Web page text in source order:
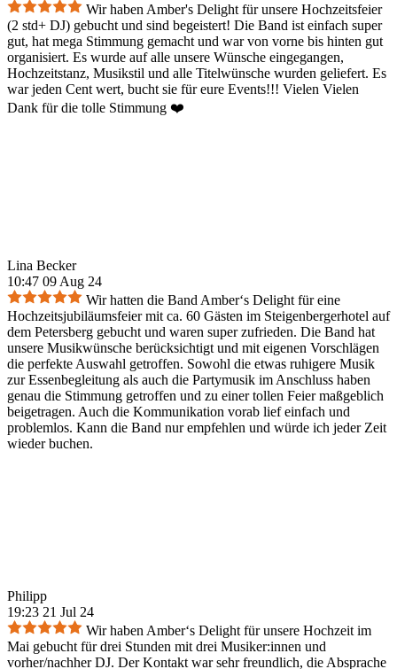
Wir haben Amber's Delight für unsere Hochzeitsfeier
(2 std+ DJ) gebucht und sind begeistert! Die Band ist einfach super
gut, hat mega Stimmung gemacht und war von vorne bis hinten gut
organisiert. Es wurde auf alle unsere Wünsche eingegangen,
Hochzeitstanz, Musikstil und alle Titelwünsche wurden geliefert. Es
war jeden Cent wert, bucht sie für eure Events!!! Vielen Vielen
Dank für die tolle Stimmung ❤️
Lina Becker
10:47 09 Aug 24
Wir hatten die Band Amber‘s Delight für eine
Hochzeitsjubiläumsfeier mit ca. 60 Gästen im Steigenbergerhotel auf
dem Petersberg gebucht und waren super zufrieden. Die Band hat
unsere Musikwünsche berücksichtigt und mit eigenen Vorschlägen
die perfekte Auswahl getroffen. Sowohl die etwas ruhigere Musik
zur Essenbegleitung als auch die Partymusik im Anschluss haben
genau die Stimmung getroffen und zu einer tollen Feier maßgeblich
beigetragen. Auch die Kommunikation vorab lief einfach und
problemlos. Kann die Band nur empfehlen und würde ich jeder Zeit
wieder buchen.
Philipp
19:23 21 Jul 24
Wir haben Amber‘s Delight für unsere Hochzeit im
Mai gebucht für drei Stunden mit drei Musiker:innen und
vorher/nachher DJ. Der Kontakt war sehr freundlich, die Absprache